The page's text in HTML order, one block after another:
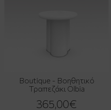
Boutique - Βοηθητικό
Τραπεζάκι Olbia
365,00€